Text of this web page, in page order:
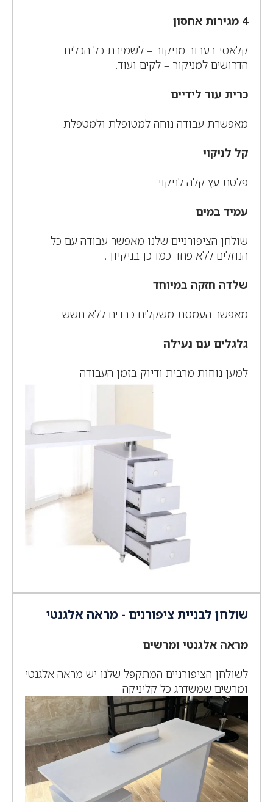
4 מגירות אחסון
קלאסי בעבור מניקור – לשמירת כל הכלים
הדרושים למניקור – לקים ועוד.
כרית עור לידיים
מאפשרת עבודה נוחה למטופלת ולמטפלת
קל לניקוי
פלטת עץ קלה לניקוי
עמיד במים
שולחן הציפורניים שלנו מאפשר עבודה עם כל
הנוזלים ללא פחד כמו כן בניקיון .
שלדה חזקה במיוחד
מאפשר העמסת משקלים כבדים ללא חשש
גלגלים עם נעילה
למען נוחות מרבית ודיוק בזמן העבודה
שולחן לבניית ציפורנים - מראה אלגנטי
מראה אלגנטי ומרשים
לשולחן הציפורניים המתקפל שלנו יש מראה אלגנטי
ומרשים שמשדרג כל קליניקה